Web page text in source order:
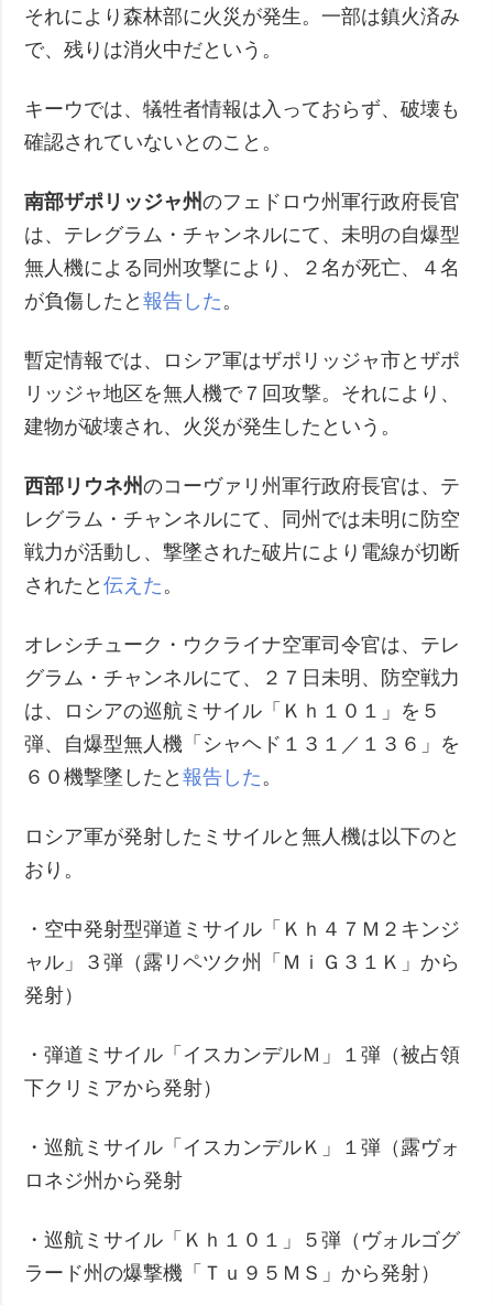
それにより森林部に火災が発生。一部は鎮火済み
で、残りは消火中だという。
キーウでは、犠牲者情報は入っておらず、破壊も
確認されていないとのこと。
南部ザポリッジャ州のフェドロウ州軍行政府長官
は、テレグラム・チャンネルにて、未明の自爆型
無人機による同州攻撃により、２名が死亡、４名
が負傷したと報告した。
暫定情報では、ロシア軍はザポリッジャ市とザポ
リッジャ地区を無人機で７回攻撃。それにより、
建物が破壊され、火災が発生したという。
西部リウネ州のコーヴァリ州軍行政府長官は、テ
レグラム・チャンネルにて、同州では未明に防空
戦力が活動し、撃墜された破片により電線が切断
されたと伝えた。
オレシチューク・ウクライナ空軍司令官は、テレ
グラム・チャンネルにて、２７日未明、防空戦力
は、ロシアの巡航ミサイル「Ｋｈ１０１」を５
弾、自爆型無人機「シャヘド１３１／１３６」を
６０機撃墜したと報告した。
ロシア軍が発射したミサイルと無人機は以下のと
おり。
・空中発射型弾道ミサイル「Ｋｈ４７Ｍ２キンジ
ャル」３弾（露リペツク州「ＭｉＧ３１Ｋ」から
発射）
・弾道ミサイル「イスカンデルＭ」１弾（被占領
下クリミアから発射）
・巡航ミサイル「イスカンデルＫ」１弾（露ヴォ
ロネジ州から発射
・巡航ミサイル「Ｋｈ１０１」５弾（ヴォルゴグ
ラード州の爆撃機「Ｔｕ９５ＭＳ」から発射）